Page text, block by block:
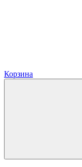
Корзина